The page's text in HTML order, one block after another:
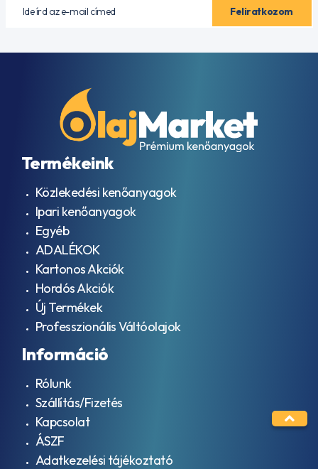
Termékeink
Közlekedési kenőanyagok
Ipari kenőanyagok
Egyéb
ADALÉKOK
Kartonos Akciók
Hordós Akciók
Új Termékek
Professzionális Váltóolajok
Információ
Rólunk
Szállítás/Fizetés
Kapcsolat
ÁSZF
Adatkezelési tájékoztató